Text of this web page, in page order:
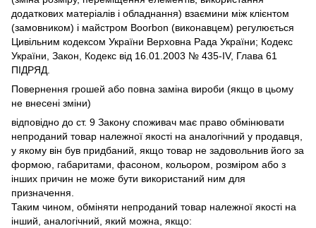
додаткових матеріалів і обладнання) взаємини між клієнтом
(замовником) і майстром Boorbon (виконавцем) регулюється
Цивільним кодексом України Верховна Рада України; Кодекс
України, Закон, Кодекс від 16.01.2003 № 435-IV, Глава 61
ПІДРЯД.
Повернення грошей або повна заміна вироби (якщо в цьому
не внесені зміни)
відповідно до ст. 9 Закону споживач має право обмінювати
непроданий товар належної якості на аналогічний у продавця,
у якому він був придбаний, якщо товар не задовольнив його за
формою, габаритами, фасоном, кольором, розміром або з
інших причин не може бути використаний ним для
призначення.
Таким чином, обміняти непроданий товар належної якості на
інший, аналогічний, який можна, якщо: